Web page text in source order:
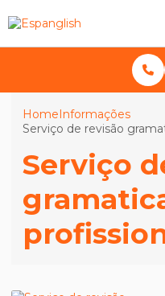
HomeInformações
Serviço de revisão
Serviço